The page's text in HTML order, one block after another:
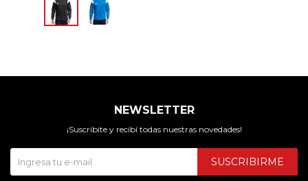
NEWSLETTER
¡Suscribite y recibí todas nuestras novedades!
SUSCRIBIRME